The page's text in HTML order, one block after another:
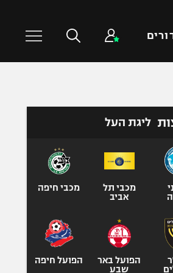
טניס
כדורעף
ספורט אולימפי
ליגת העל
מכבי תל
אביב
מכבי חיפה
הפועל באר
שבע
הפועל חיפה